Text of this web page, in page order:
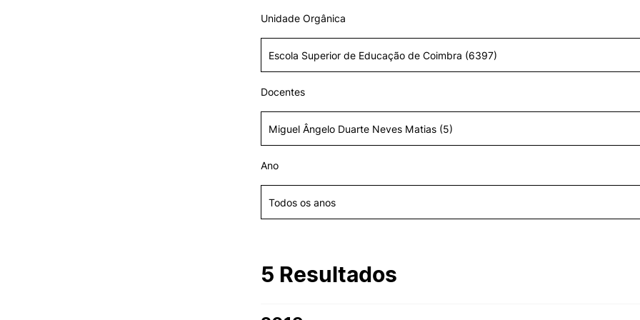
Oliveira do Hospital
Associações de Estudantes
Tunas Académicas
II&D E EMPRESAS
Empreendedorismo
i2A - Instituto de Investigação
Aplicada
Gabinete de Apoio ao
Saúde & Bem-Estar
Projetos
Missão e objetivos
PROJETOS PRR
Oferta Formativa
Unidade Orgânica
Docentes
Ano
5 Resultados